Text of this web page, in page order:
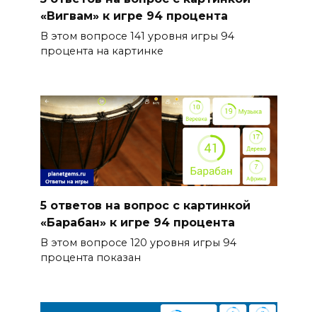
«Вигвам» к игре 94 процента
В этом вопросе 141 уровня игры 94
процента на картинке
5 ответов на вопрос с картинкой
«Барабан» к игре 94 процента
В этом вопросе 120 уровня игры 94
процента показан